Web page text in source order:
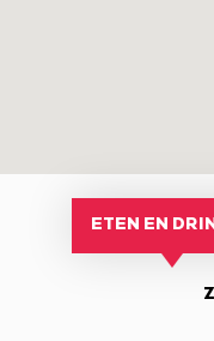
ETEN EN